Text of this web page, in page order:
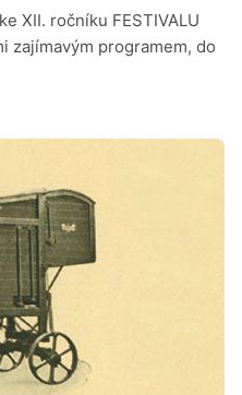
XII. ročníku FESTIVALU
zajímavým programem, do